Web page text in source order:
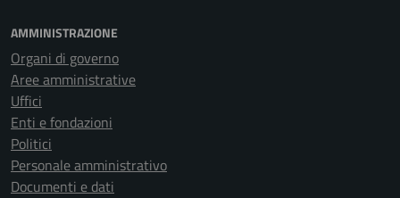
AMMINISTRAZIONE
Organi di governo
Aree amministrative
Uffici
Enti e fondazioni
Politici
Personale amministrativo
Documenti e dati